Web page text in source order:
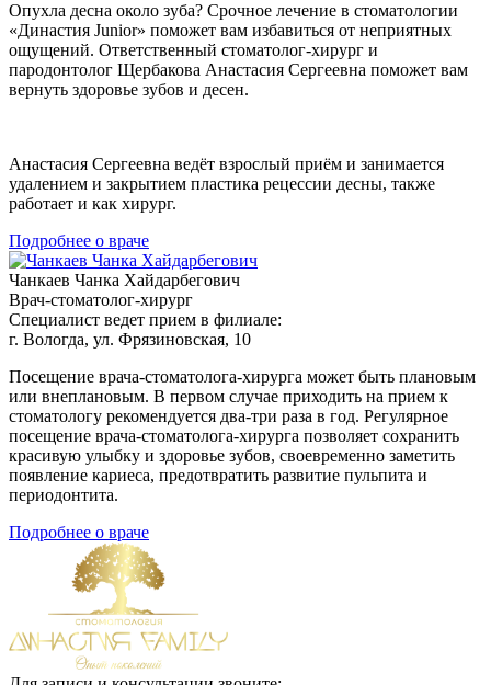
Опухла десна около зуба? Срочное лечение в стоматологии
«Династия Junior» поможет вам избавиться от неприятных
ощущений. Ответственный стоматолог-хирург и
пародонтолог Щербакова Анастасия Сергеевна поможет вам
вернуть здоровье зубов и десен.
Анастасия Сергеевна ведёт взрослый приём и занимается
удалением и закрытием пластика рецессии десны, также
работает и как хирург.
Подробнее о враче
Чанкаев Чанка Хайдарбегович
Врач-стоматолог-хирург
Специалист ведет прием в филиале:
г. Вологда, ул. Фрязиновская, 10
Посещение врача-стоматолога-хирурга может быть плановым
или внеплановым. В первом случае приходить на прием к
стоматологу рекомендуется два-три раза в год. Регулярное
посещение врача-стоматолога-хирурга позволяет сохранить
красивую улыбку и здоровье зубов, своевременно заметить
появление кариеса, предотвратить развитие пульпита и
периодонтита.
Подробнее о враче